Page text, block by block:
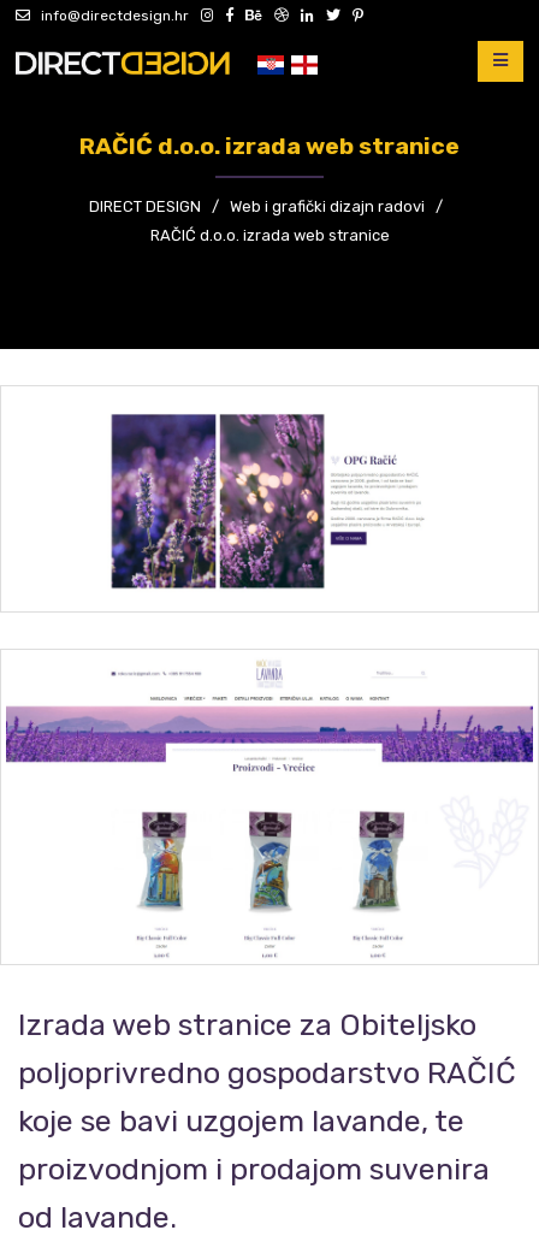
info@directdesign.hr
RAČIĆ d.o.o. izrada web stranice
DIRECT DESIGN / Web i grafički dizajn radovi
/
RAČIĆ d.o.o. izrada web stranice
Izrada web stranice za Obiteljsko
poljoprivredno gospodarstvo RAČIĆ
koje se bavi uzgojem lavande, te
proizvodnjom i prodajom suvenira
od lavande.